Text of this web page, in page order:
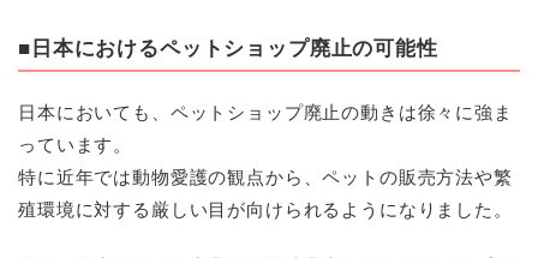
■日本におけるペットショップ廃止の可能性
日本においても、ペットショップ廃止の動きは徐々に強ま
っています。
特に近年では動物愛護の観点から、ペットの販売方法や繁
殖環境に対する厳しい目が向けられるようになりました。